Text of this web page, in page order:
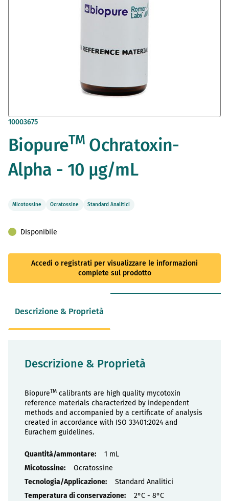
Vai
della
galleria
immagini
10003675
BiopureTMOchratoxin-
Alpha - 10 µg/mL
Micotossine Ocratossine Standard Analitici
Disponibile
Accedi o registrati per visualizzare le informazioni
complete sul prodotto
Descrizione & Proprietà
Descrizione & Proprietà
BiopureTM calibrants are high quality mycotoxin
reference materials characterized by independent
methods and accompanied by a certificate of analysis
created in accordance with ISO 33401:2024 and
Eurachem guidelines.
Proprietà
1 mL
Ocratossine
Standard Analitici
2°C - 8°C